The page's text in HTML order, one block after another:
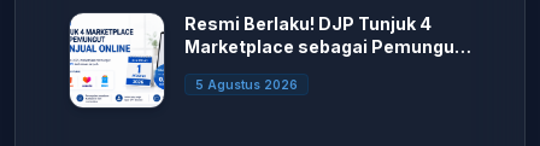
Resmi Berlaku! DJP Tunjuk 4
Marketplace sebagai Pemungut
PPh Penjual Online
5 Agustus 2026